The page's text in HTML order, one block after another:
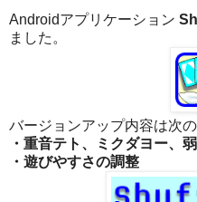
Androidアプリケーション
ました。
バージョンアップ内容は次の
・重音テト、ミクダヨー、
・遊びやすさの調整